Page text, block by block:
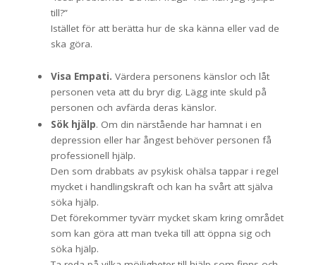
till?”
Istället för att berätta hur de ska känna eller vad de
ska göra.
Visa Empati. Värdera personens känslor och låt
personen veta att du bryr dig. Lägg inte skuld på
personen och avfärda deras känslor.
Sök hjälp. Om din närstående har hamnat i en
depression eller har ångest behöver personen få
professionell hjälp.
Den som drabbats av psykisk ohälsa tappar i regel
mycket i handlingskraft och kan ha svårt att själva
söka hjälp.
Det förekommer tyvärr mycket skam kring området
som kan göra att man tveka till att öppna sig och
söka hjälp.